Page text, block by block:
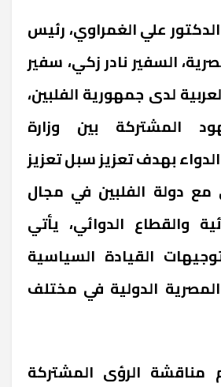
علي الغمراوي، رئيس
السفير نادر زكي، سفير
لدى جمهورية الفلبين،
المشتركة بين وزارة
بهدف تعزيز سبل تعزيز
مع دولة الفلبين في مجال
والقطاع الدوائي، يأتي
القيادة السياسية
الدولية في مختلف
مناقشة الرؤى المشتركة